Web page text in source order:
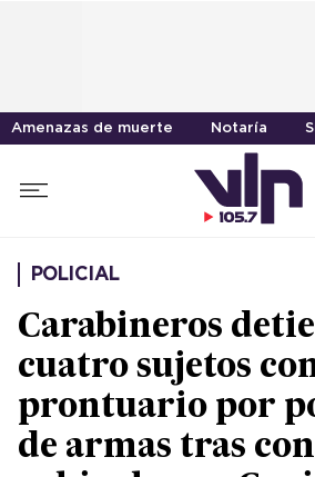
Amenazas de muerte Notaría
POLICIAL
Carabineros
cuatro sujetos
prontuario por
de armas tras